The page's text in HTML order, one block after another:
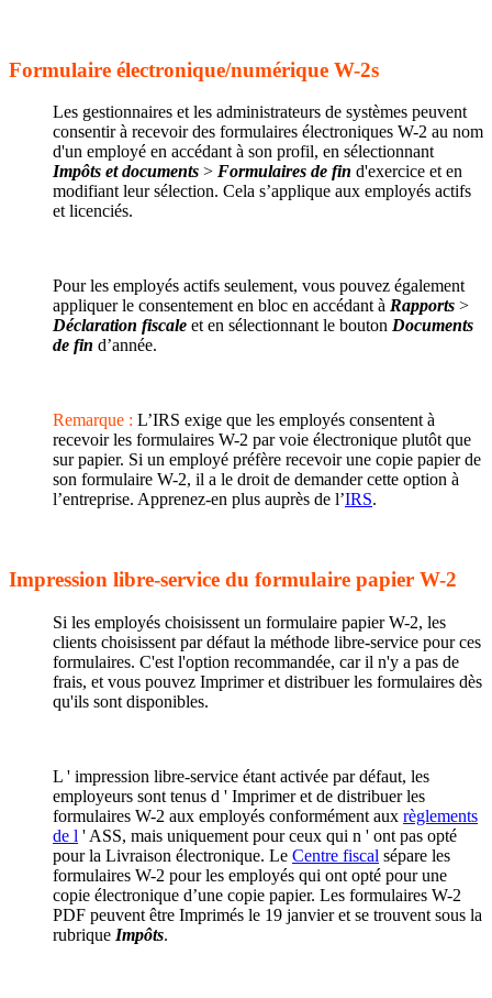
Formulaire électronique/numérique W-2s
Les gestionnaires et les administrateurs de systèmes peuvent
consentir à recevoir des formulaires électroniques W-2 au nom
d'un employé en accédant à son profil, en sélectionnant
Impôts et documents > Formulaires de fin d'exercice et en
modifiant leur sélection. Cela s’applique aux employés actifs
et licenciés.
Pour les employés actifs seulement, vous pouvez également
appliquer le consentement en bloc en accédant à Rapports >
Déclaration fiscale et en sélectionnant le bouton Documents
de fin d’année.
Remarque : L’IRS exige que les employés consentent à
recevoir les formulaires W-2 par voie électronique plutôt que
sur papier. Si un employé préfère recevoir une copie papier de
son formulaire W-2, il a le droit de demander cette option à
l’entreprise. Apprenez-en plus auprès de l’IRS.
Impression libre-service du formulaire papier W-2
Si les employés choisissent un formulaire papier W-2, les
clients choisissent par défaut la méthode libre-service pour ces
formulaires. C'est l'option recommandée, car il n'y a pas de
frais, et vous pouvez Imprimer et distribuer les formulaires dès
qu'ils sont disponibles.
L ' impression libre-service étant activée par défaut, les
employeurs sont tenus d ' Imprimer et de distribuer les
formulaires W-2 aux employés conformément aux règlements
de l ' ASS, mais uniquement pour ceux qui n ' ont pas opté
pour la Livraison électronique. Le Centre fiscal sépare les
formulaires W-2 pour les employés qui ont opté pour une
copie électronique d’une copie papier. Les formulaires W-2
PDF peuvent être Imprimés le 19 janvier et se trouvent sous la
rubrique Impôts.